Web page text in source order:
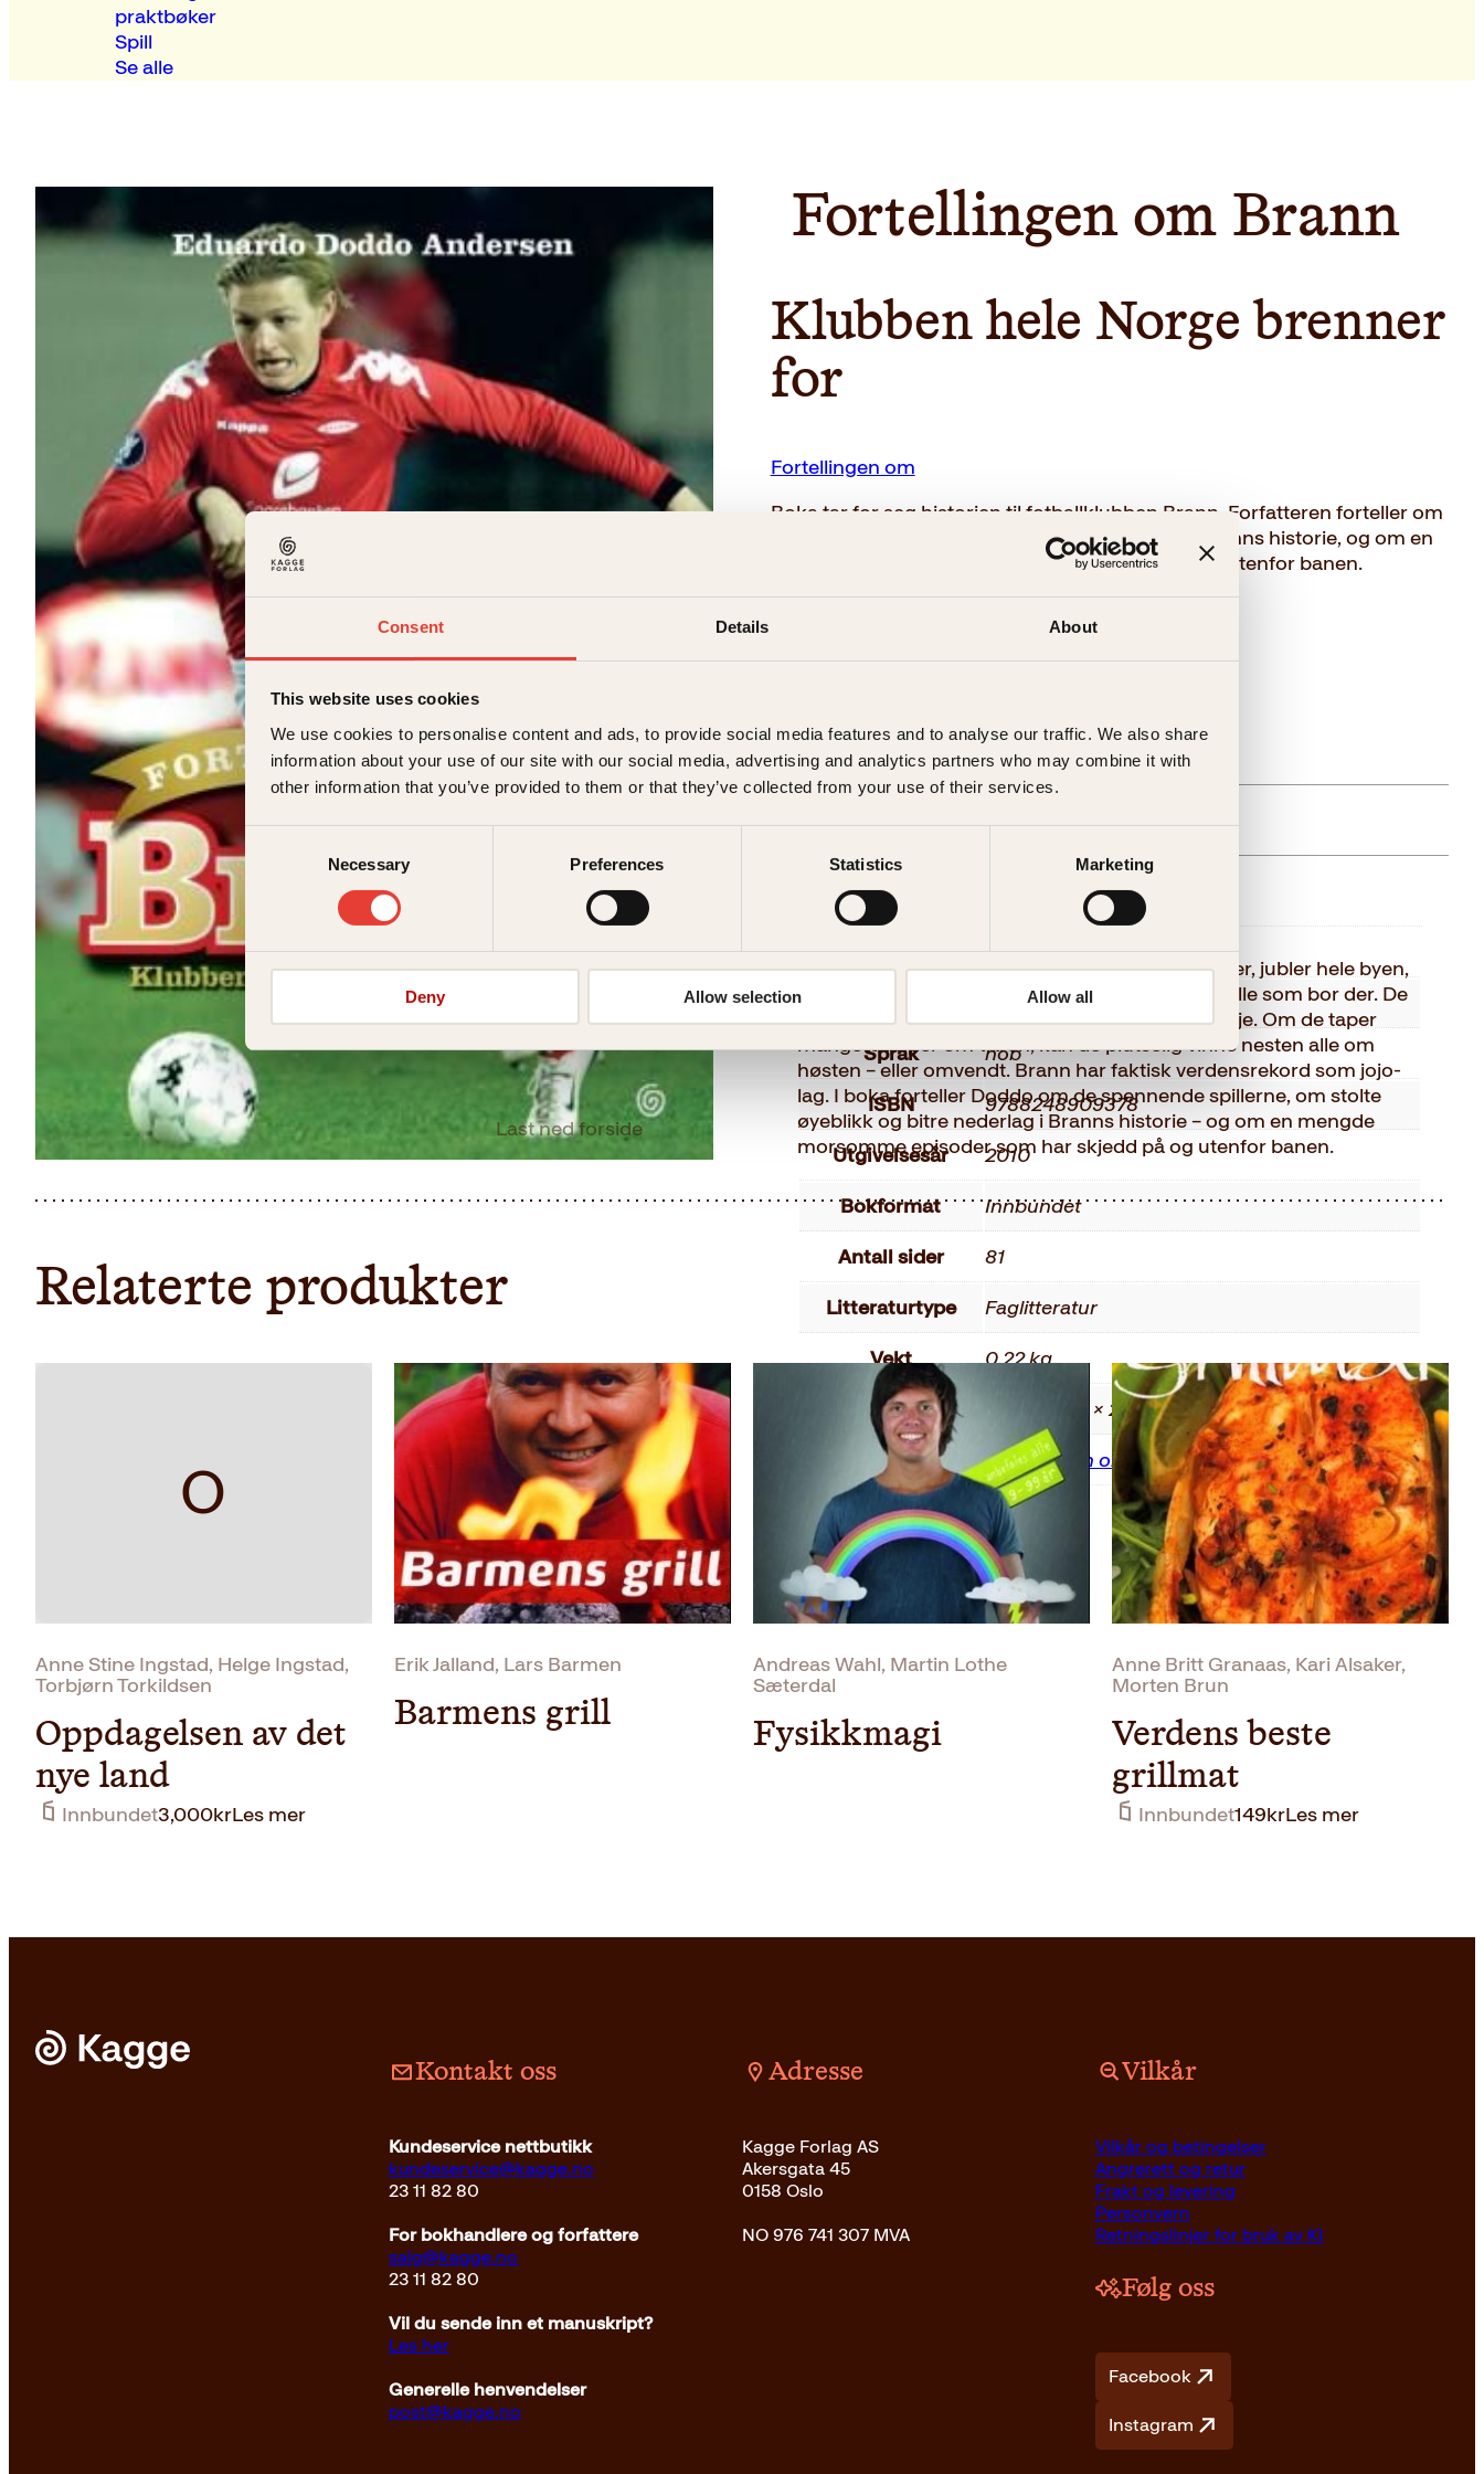
Consent Details About
This website uses cookies
We use cookies to personalise content and ads, to provide social media features and to analyse our traffic. We also share
information about your use of our site with our social media, advertising and analytics partners who may combine it with
other information that you’ve provided to them or that they’ve collected from your use of their services.
Consent
Selection
Necessary Preferences Statistics Marketing
Deny Allow selection Allow all
praktbøker
Spill
Se alle
Last ned forside
Fortellingen om Brann
Klubben hele Norge brenner
for
Fortellingen om
Boka tar for seg historien til fotballklubben Brann. Forfatteren forteller om
spillerne, om stolte øyeblikk og bitre nederlag i Branns historie, og om en
rekke morsomme episoder som har skjedd på og utenfor banen.
Utsolgt
Ikke på lagerIkke tilgjengelig (årsak uspesifisert)
Beskrivelse
Beskrivelse
Alle i Bergen har et forhold til Brann. Når de vinner, jubler hele byen,
men når de taper, blir klubben en klagemur for alle som bor der. De
fine med Brann er at man aldri vet hva som vil skje. Om de taper
mange kamper om våren, kan de plutselig vinne nesten alle om
høsten – eller omvendt. Brann har faktisk verdensrekord som jojo-
lag. I boka forteller Doddo om de spennende spillerne, om stolte
øyeblikk og bitre nederlag i Branns historie – og om en mengde
morsomme episoder som har skjedd på og utenfor banen.
Ekstra detaljer
Forlag Kagge Forlag AS,
Språk nob
ISBN 9788248909378
Utgivelsesår 2010
Bokformat Innbundet
Antall sider 81
Litteraturtype Faglitteratur
Vekt 0.22 kg
Dimensjoner 1.50 × 14.70 × 20.80 cm
Serie Fortellingen om
Relaterte produkter
O
Anne Stine Ingstad, Helge Ingstad,
Torbjørn Torkildsen
Oppdagelsen av det
nye land
Innbundet3,000krLes mer
Erik Jalland, Lars Barmen
Barmens grill
Innbundet399krLes mer
Andreas Wahl, Martin Lothe
Sæterdal
Fysikkmagi
Innbundet299
Anne Britt Granaas, Kari Alsaker,
Morten Brun
Verdens beste
grillmat
Innbundet149krLes mer
Kontakt oss
Kundeservice nettbutikk
kundeservice@kagge.no
23 11 82 80
For bokhandlere og forfattere
salg@kagge.no
23 11 82 80
Vil du sende inn et manuskript?
Les her
Generelle henvendelser
post@kagge.no
Adresse
Kagge Forlag AS
Akersgata 45
0158 Oslo
NO 976 741 307 MVA
Vilkår
Vilkår og betingelser
Angrerett og retur
Frakt og levering
Personvern
Retningslinjer for bruk av KI
Følg oss
Facebook
Instagram